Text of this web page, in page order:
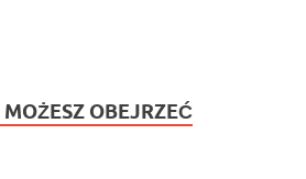
OBEJRZEĆ